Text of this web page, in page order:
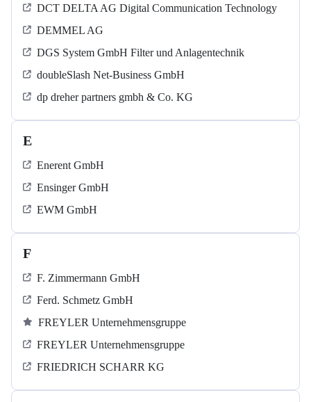
DCT DELTA AG Digital Communication Technology
DEMMEL AG
DGS System GmbH Filter und Anlagentechnik
doubleSlash Net-Business GmbH
dp dreher partners gmbh & Co. KG
E
Enerent GmbH
Ensinger GmbH
EWM GmbH
F
F. Zimmermann GmbH
Ferd. Schmetz GmbH
FREYLER Unternehmensgruppe
FREYLER Unternehmensgruppe
FRIEDRICH SCHARR KG